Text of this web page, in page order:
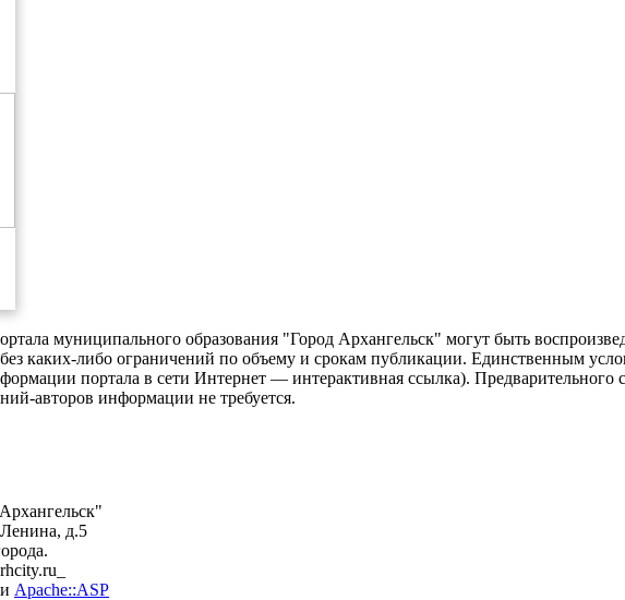
муниципального образования "Город Архангельск" могут быть
каких-либо ограничений по объему и срокам публикации. Единственным
портала в сети Интернет — интерактивная ссылка).
авторов информации не требуется.
д.5
Apache::ASP